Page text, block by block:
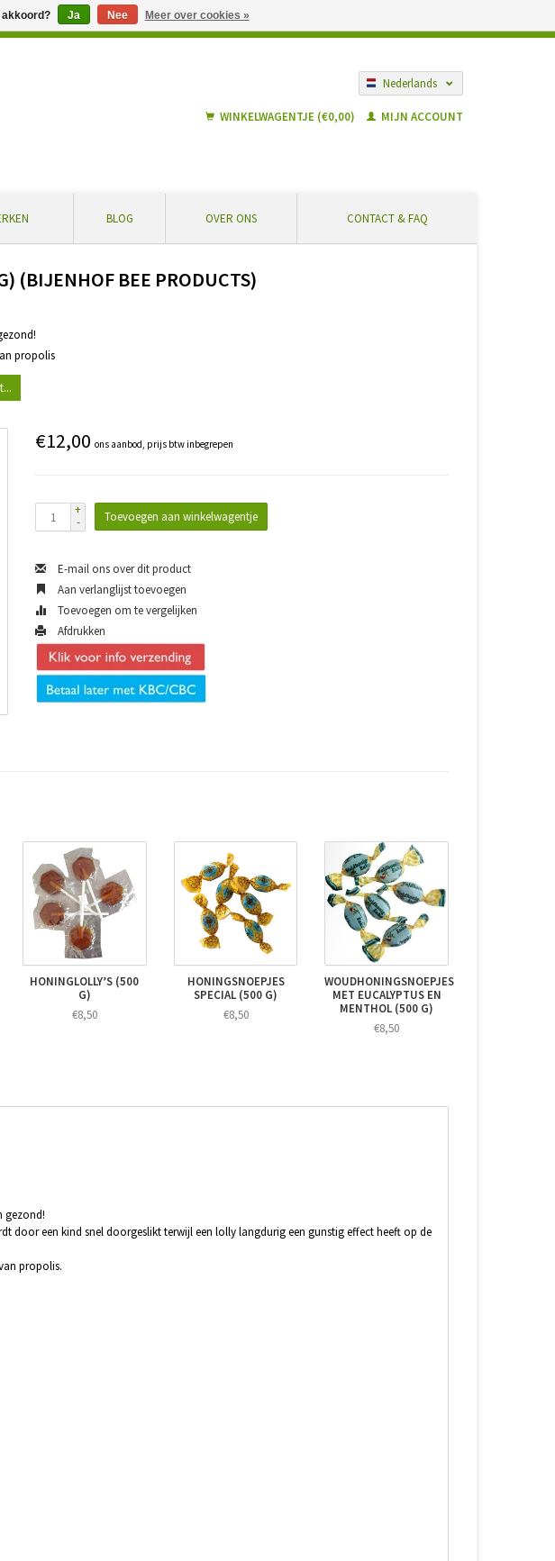
Nederlands
WINKELWAGENTJE (€0,00)
MIJN ACCOUNT
BLOG OVER ONS CONTACT & FAQ
(BIJENHOF BEE PRODUCTS)
propolis
€12,00ons aanbod, prijs btw inbegrepen
+
-
Toevoegen aan winkelwagentje
E-mail ons over dit product
Aan verlanglijst toevoegen
Toevoegen om te vergelijken
Afdrukken
HONINGLOLLY’S (500
G)
€8,50
HONINGSNOEPJES
SPECIAL (500 G)
€8,50
WOUDHONINGSNOEPJES
MET EUCALYPTUS EN
MENTHOL (500 G)
€8,50
gezond!
door een kind snel doorgeslikt terwijl een lolly langdurig een gunstig effect heeft op de
propolis.
akkoord? Ja Nee Meer over cookies »
Gratis levering in België vanaf € 55 ... Veilig winkelen en geen extra kosten